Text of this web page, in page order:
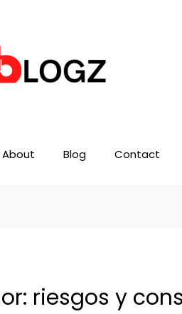
About Blog Contact
riesgos y